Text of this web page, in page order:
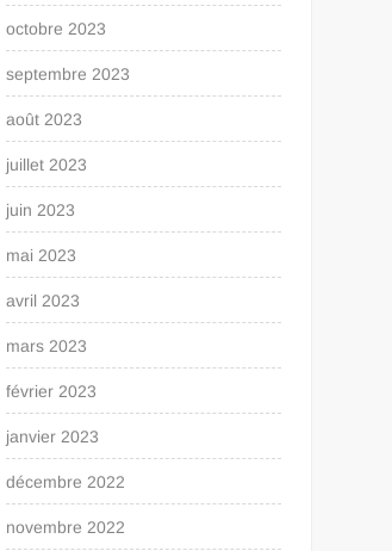
octobre 2023
septembre 2023
août 2023
juillet 2023
juin 2023
mai 2023
avril 2023
mars 2023
février 2023
janvier 2023
décembre 2022
novembre 2022